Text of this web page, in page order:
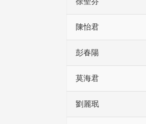
陳怡君
彭春陽
莫海君
劉麗珉